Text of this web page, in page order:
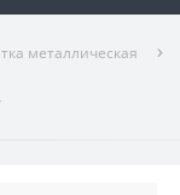
металлическая